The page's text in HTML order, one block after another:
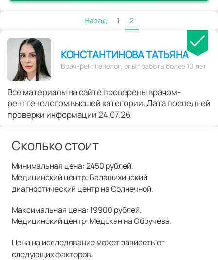
Назад 1 2
КОНСТАНТИНОВА ТАТЬЯНА
Врач-рентгенолог, опыт работы более 10 лет
Все материалы на сайте проверены врачом-
рентгенологом высшей категории. Дата последней
проверки информации 24.07.26
Сколько стоит
Минимальная цена: 2450 рублей.
Медицинский центр: Балашихинский
диагностический центр на Солнечной.
Максимальная цена: 19900 рублей.
Медицинский центр: Медскан на Обручева.
Цена на исследование может зависеть от
следующих факторов: